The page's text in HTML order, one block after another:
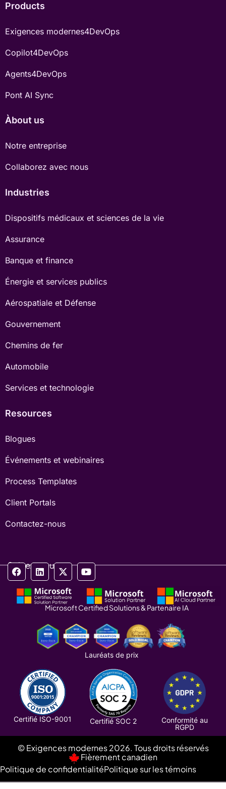
Products
Exigences modernes4DevOps
Copilot4DevOps
Agents4DevOps
Pont AI Sync
Àbout us
Notre entreprise
Collaborez avec nous
Industries
Dispositifs médicaux et sciences de la vie
Assurance
Banque et finance
Énergie et services publics
Aérospatiale et Défense
Gouvernement
Chemins de fer
Automobile
Services et technologie
Resources
Blogues
Événements et webinaires
Process Templates
Client Portals
Contactez-nous
Suivez-nous
Microsoft Certified Solutions & Partenaire IA
Lauréats de prix
Certifié ISO-9001 Certifié SOC 2
Conformité au
RGPD
© Exigences modernes 2026. Tous droits réservés
Fièrement canadien
Politique de confidentialitéPolitique sur les témoins